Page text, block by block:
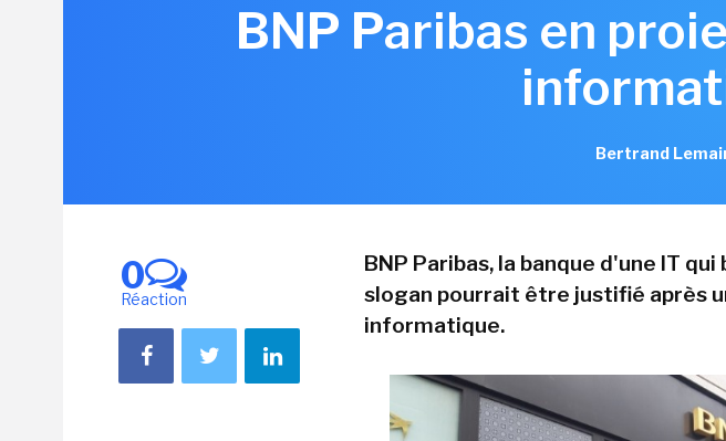
BNP Paribas en
Bertrand
0
Réaction
BNP Paribas, la banque d'une IT qui
slogan pourrait être justifié après
informatique.